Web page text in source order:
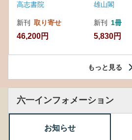
高志書院
新刊 取り寄せ
46,200円
雄山閣
新刊 1冊
5,830円
もっと見る
六一インフォメーション
お知らせ